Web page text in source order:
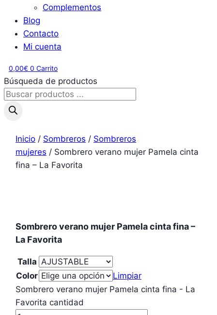
Complementos
Blog
Contacto
Mi cuenta
0,00€ 0 Carrito
Búsqueda de productos
Inicio / Sombreros / Sombreros
mujeres / Sombrero verano mujer Pamela cinta
fina – La Favorita
Sombrero verano mujer Pamela cinta fina –
La Favorita
Talla
Color
Limpiar
Sombrero verano mujer Pamela cinta fina - La
Favorita cantidad